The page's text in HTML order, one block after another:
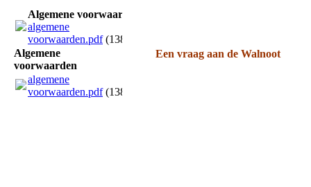
Algemene voorwaarden
algemene
voorwaarden.pdf(138.16KB)
Algemene
voorwaarden
algemene
voorwaarden.pdf(138.16KB)
Een vraag aan de Walnoot